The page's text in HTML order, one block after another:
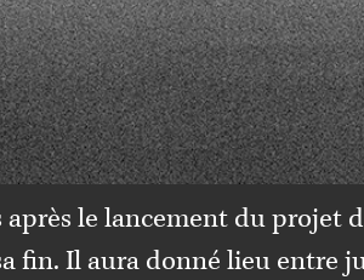
après le lancement du projet
fin. Il aura donné lieu entre